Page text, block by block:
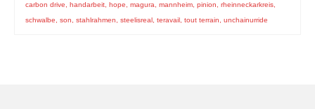
carbon drive, handarbeit, hope, magura, mannheim, pinion, rheinneckarkreis,
schwalbe, son, stahlrahmen, steelisreal, teravail, tout terrain, unchainurride